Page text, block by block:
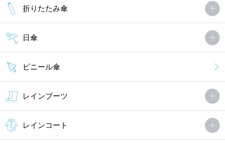
折りたたみ傘
日傘
ビニール傘
レインブーツ
レインコート